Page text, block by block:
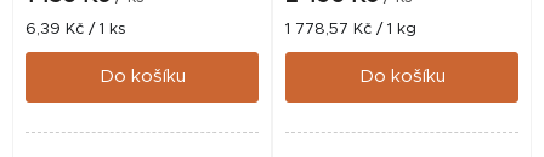
produktu
je
4,0
5
hvězdiček.
Měrná
cena:
6,39 Kč / 1 ks
Do košíku
Měrná
cena:
1 778,57 Kč / 1 kg
Do košíku